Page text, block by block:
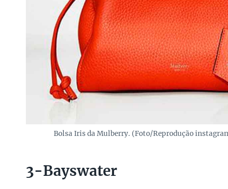
Bolsa Iris da Mulberry. (Foto/Reprodução
3-Bayswater